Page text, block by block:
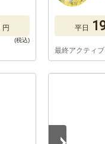
円 平日
最終アクティ